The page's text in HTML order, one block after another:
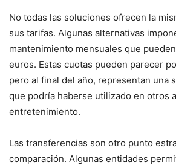
No todas las soluciones ofrecen la
sus tarifas. Algunas alternativas
mantenimiento mensuales que
euros. Estas cuotas pueden parecer
pero al final del año, representan una
que podría haberse utilizado en otros
entretenimiento.
Las transferencias son otro punto
comparación. Algunas entidades